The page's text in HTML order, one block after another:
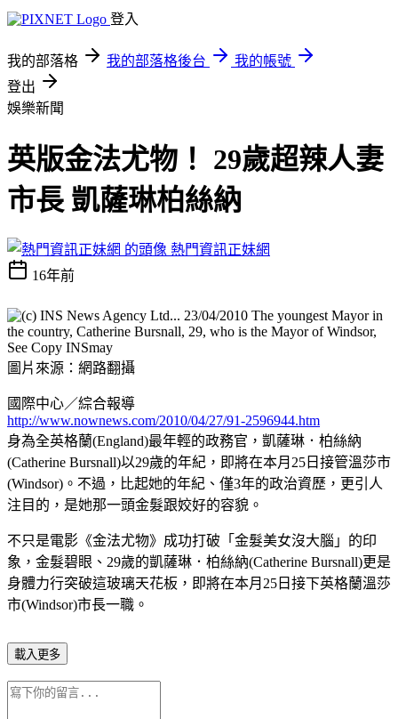
登入
我的部落格 我的部落格後台
我的帳號
登出
娛樂新聞
英版金法尤物！ 29歲超辣人妻
市長 凱薩琳柏絲納
熱門資訊正妹網
16年前
圖片來源：網路翻攝
國際中心／綜合報導
http://www.nownews.com/2010/04/27/91-2596944.htm
身為全英格蘭(England)最年輕的政務官，凱薩琳．柏絲納
(Catherine Bursnall)以29歲的年紀，即將在本月25日接管溫莎市
(Windsor)。不過，比起她的年紀、僅3年的政治資歷，更引人
注目的，是她那一頭金髮跟姣好的容貌。
不只是電影《金法尤物》成功打破「金髮美女沒大腦」的印
象，金髮碧眼、29歲的凱薩琳．柏絲納(Catherine Bursnall)更是
身體力行突破這玻璃天花板，即將在本月25日接下英格蘭溫莎
市(Windsor)市長一職。
載入更多